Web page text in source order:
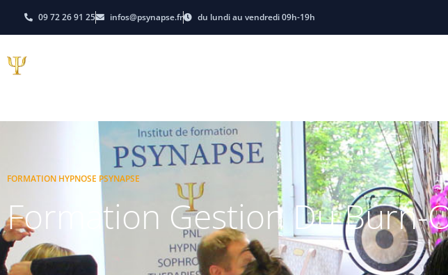
09 72 26 91 25 infos@psynapse.fr du lundi au vendredi 09h-19h
FORMATION HYPNOSE PSYNAPSE
Formation Gestion Du Burn-